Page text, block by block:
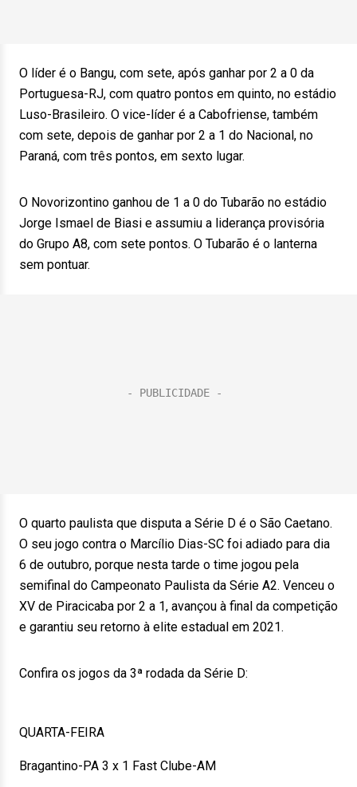
O líder é o Bangu, com sete, após ganhar por 2 a 0 da
Portuguesa-RJ, com quatro pontos em quinto, no estádio
Luso-Brasileiro. O vice-líder é a Cabofriense, também
com sete, depois de ganhar por 2 a 1 do Nacional, no
Paraná, com três pontos, em sexto lugar.
O Novorizontino ganhou de 1 a 0 do Tubarão no estádio
Jorge Ismael de Biasi e assumiu a liderança provisória
do Grupo A8, com sete pontos. O Tubarão é o lanterna
sem pontuar.
O quarto paulista que disputa a Série D é o São Caetano.
O seu jogo contra o Marcílio Dias-SC foi adiado para dia
6 de outubro, porque nesta tarde o time jogou pela
semifinal do Campeonato Paulista da Série A2. Venceu o
XV de Piracicaba por 2 a 1, avançou à final da competição
e garantiu seu retorno à elite estadual em 2021.
Confira os jogos da 3ª rodada da Série D:
QUARTA-FEIRA
Bragantino-PA 3 x 1 Fast Clube-AM